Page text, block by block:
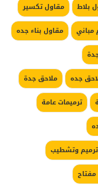
بلاط
مقاول تكسير
مقاول بناء جده
جده
ملاحق جدة
ترميمات عامة
ترميم وتشطيب